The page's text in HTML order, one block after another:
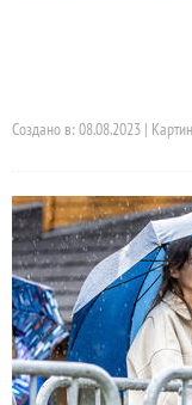
Создано в: 08.08.2023 |